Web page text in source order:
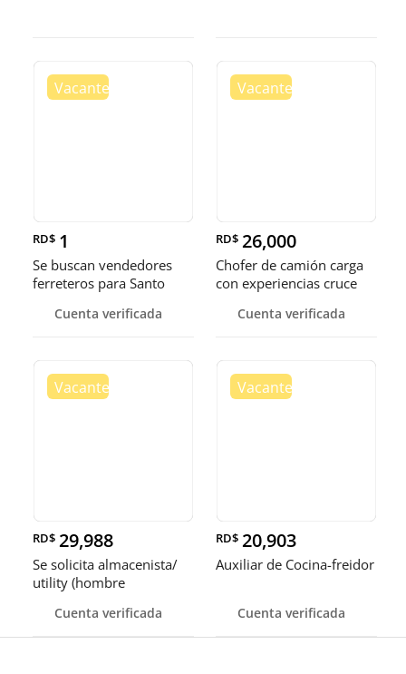
RD$ 1
Se buscan vendedores
ferreteros para Santo
Cuenta verificada
RD$ 26,000
Chofer de camión carga
con experiencias cruce
Cuenta verificada
RD$ 29,988
Se solicita almacenista/
utility (hombre
Cuenta verificada
RD$ 20,903
Auxiliar de Cocina-freidor
Cuenta verificada